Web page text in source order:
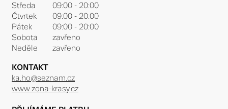
Středa
09:00 - 20:00
Čtvrtek
09:00 - 20:00
Pátek
09:00 - 20:00
Sobota
zavřeno
Neděle
zavřeno
KONTAKT
ka.ho@seznam.cz
www.zona-krasy.cz